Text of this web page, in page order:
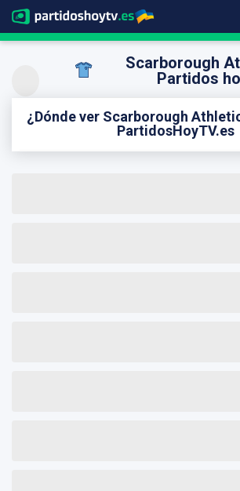
Scarborough
Partidos
¿Dónde ver Scarborough
PartidosHoyTV.es